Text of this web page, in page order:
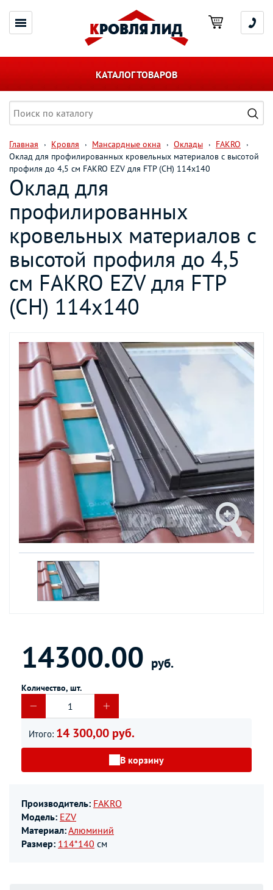
КАТАЛОГ ТОВАРОВ
Главная Кровля Мансардные окна Оклады
FAKRO
Оклад для профилированных кровельных материалов с высотой
профиля до 4,5 см FAKRO EZV для FTP (CH) 114х140
Оклад для
профилированных
кровельных материалов с
высотой профиля до 4,5
см FAKRO EZV для FTP
(CH) 114х140
14300.00 руб.
Количество, шт.
Итого: 14 300,00 руб.
В корзину
Производитель: FAKRO
Модель: EZV
Материал:Алюминий
Размер: 114*140 см